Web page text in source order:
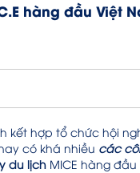
hàng đầu Việt
kết hợp tổ chức hội
có khá nhiều các
du lịch MICE hàng